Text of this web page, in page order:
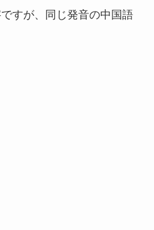
すが、同じ発音の中国語